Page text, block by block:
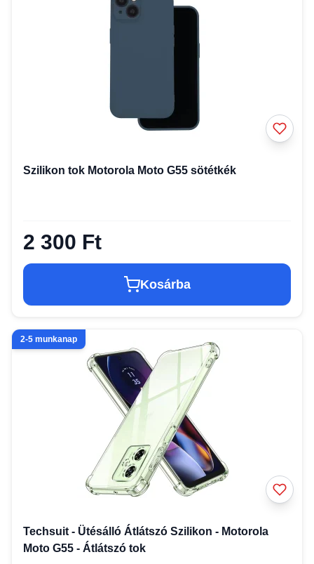
Szilikon tok Motorola Moto G55 sötétkék
2 300 Ft
Kosárba
2-5 munkanap
Techsuit - Ütésálló Átlátszó Szilikon - Motorola
Moto G55 - Átlátszó tok